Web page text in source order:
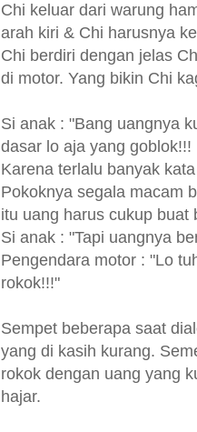
Chi keluar dari warung
arah kiri & Chi harusnya
Chi berdiri dengan jelas
di motor. Yang bikin Chi
Si anak : "Bang uangnya
dasar lo aja yang
Karena terlalu banyak
Pokoknya segala macam
itu uang harus cukup buat
Si anak : "Tapi uangnya
Pengendara motor : "Lo
rokok!!!"
Sempet beberapa saat
yang di kasih kurang.
rokok dengan uang yang
hajar.